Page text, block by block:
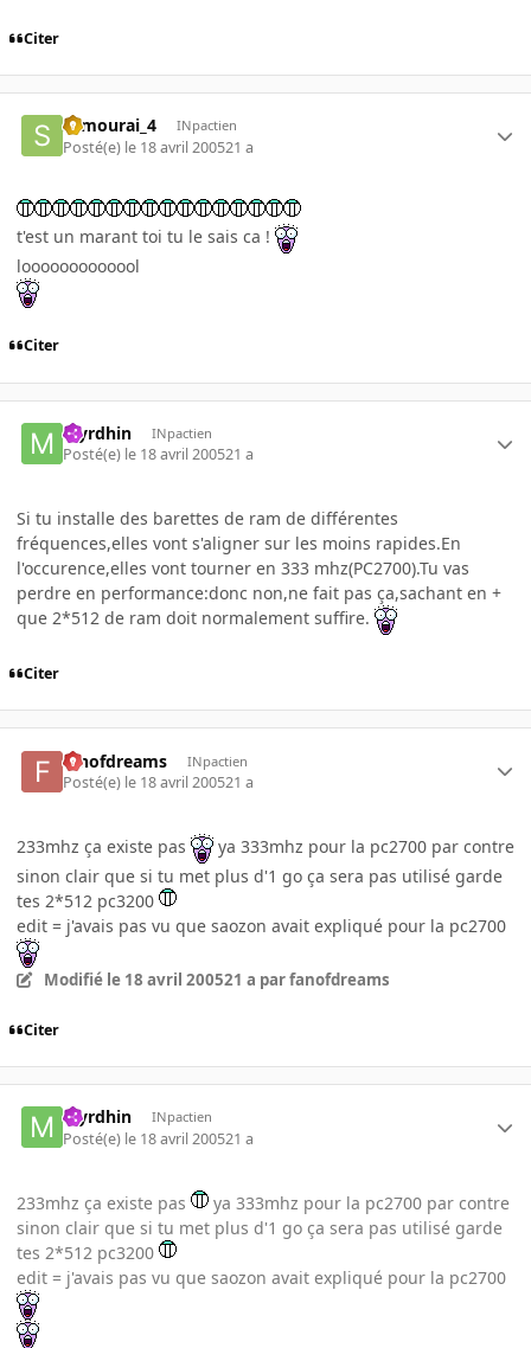
Citer
samourai_4 INpactien
Posté(e) le 18 avril 200521 a
t'est un marant toi tu le sais ca !
looooooooooool
Citer
Myrdhin INpactien
Posté(e) le 18 avril 200521 a
Si tu installe des barettes de ram de différentes
fréquences,elles vont s'aligner sur les moins rapides.En
l'occurence,elles vont tourner en 333 mhz(PC2700).Tu vas
perdre en performance:donc non,ne fait pas ça,sachant en +
que 2*512 de ram doit normalement suffire.
Citer
fanofdreams INpactien
Posté(e) le 18 avril 200521 a
233mhz ça existe pas
ya 333mhz pour la pc2700 par contre
sinon clair que si tu met plus d'1 go ça sera pas utilisé garde
tes 2*512 pc3200
edit = j'avais pas vu que saozon avait expliqué pour la pc2700
Modifié le 18 avril 200521 a par fanofdreams
Citer
Myrdhin INpactien
Posté(e) le 18 avril 200521 a
233mhz ça existe pas
ya 333mhz pour la pc2700 par contre
sinon clair que si tu met plus d'1 go ça sera pas utilisé garde
tes 2*512 pc3200
edit = j'avais pas vu que saozon avait expliqué pour la pc2700